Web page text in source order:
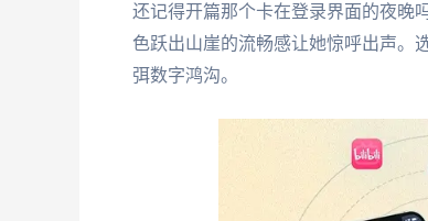
还记得开篇那个卡在登录界面的夜晚
色跃出山崖的流畅感让她惊呼出声
弭数字鸿沟。